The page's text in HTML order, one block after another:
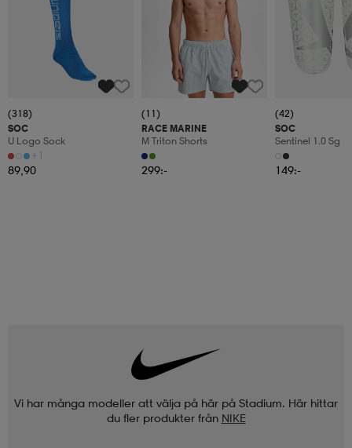
(318)
SOC
U Logo Sock
+1
89,90
(11)
RACE MARINE
M Triton Shorts
299:-
(42)
SOC
Sentinel 1.0 Sg
149:-
Vi har många modeller att välja på här på Stadium. Här hittar
du fler produkter från NIKE